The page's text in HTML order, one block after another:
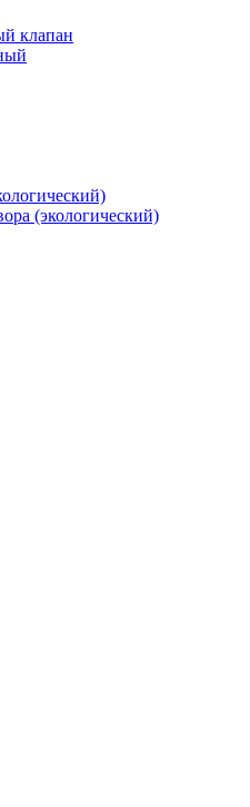
клапан
(экологический)